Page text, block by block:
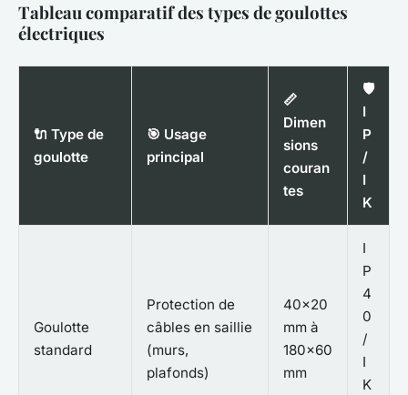
Tableau comparatif des types de goulottes
électriques
🔌 Type de
goulotte
🎯 Usage
principal
📏
Dimen
sions
couran
tes
🛡️
I
P
/
I
K
Goulotte
standard
Protection de
câbles en saillie
(murs,
plafonds)
40x20
mm à
180x60
mm
I
P
4
0
/
I
K